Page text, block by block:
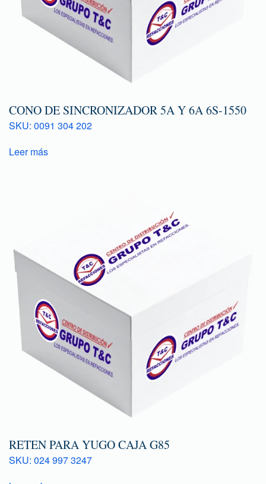
CONO DE SINCRONIZADOR 5A Y 6A 6S-1550
SKU: 0091 304 202
Leer más
RETEN PARA YUGO CAJA G85
SKU: 024 997 3247